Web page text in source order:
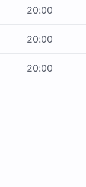
20:00
20:00
20:00